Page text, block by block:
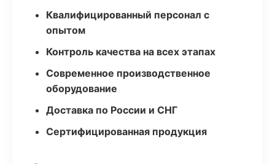
Квалифицированный персонал с
опытом
Контроль качества на всех этапах
Современное производственное
оборудование
Доставка по России и СНГ
Сертифицированная продукция